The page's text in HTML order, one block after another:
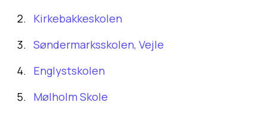
Kirkebakkeskolen
Søndermarksskolen, Vejle
Englystskolen
Mølholm Skole